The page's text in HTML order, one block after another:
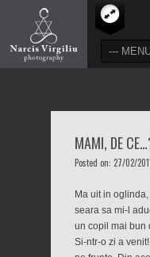
MAMI, DE
Posted on: 27/02/
Ma uit in
seara sa mi-l
un copil mai bun
Si-ntr-o zi a